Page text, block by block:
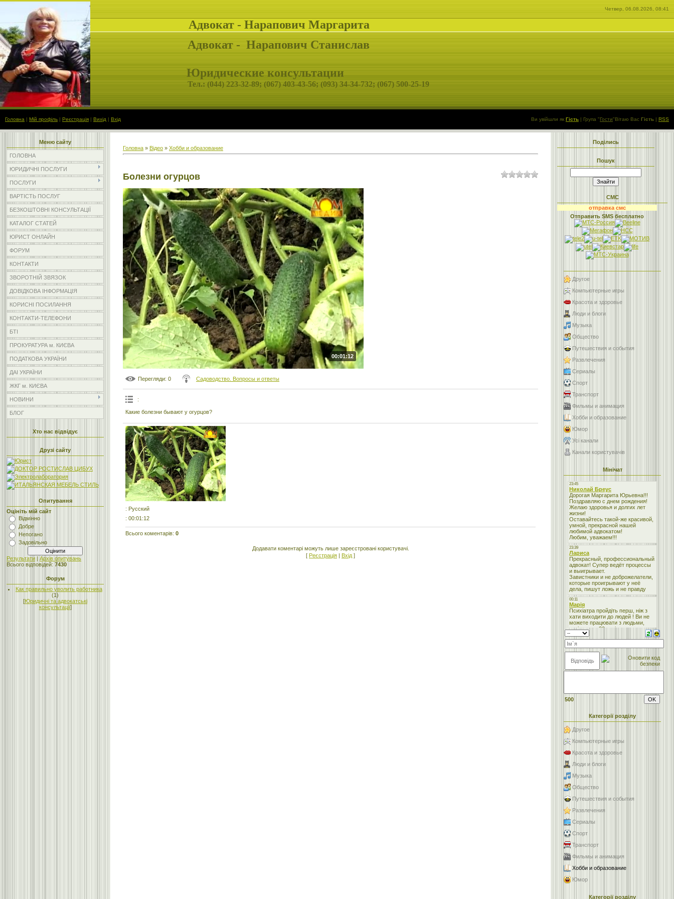
Четвер, 06.08.2026, 08:41
Адвокат - Нарапович Маргарита
Адвокат - Нарапович Станислав
Юридические консультации
Тел.: (044) 223-32-89;(067) 403-43-56; (093) 34-34-732; (067) 500-25-19
Головна | Мій профіль | Реєстрація | Вихід | Вхід Ви увійшли як Гість | Група "Гости"Вітаю Вас Гість | RSS
Меню сайту
ГОЛОВНА
ЮРИДИЧНІ ПОСЛУГИ
ПОСЛУГИ
ВАРТІСТЬ ПОСЛУГ
БЕЗКОШТОВНІ КОНСУЛЬТАЦІЇ
КАТАЛОГ СТАТЕЙ
ЮРИСТ ОНЛАЙН
ФОРУМ
КОНТАКТИ
ЗВОРОТНІЙ ЗВЯЗОК
ДОВІДКОВА ІНФОРМАЦІЯ
КОРИСНІ ПОСИЛАННЯ
КОНТАКТИ-ТЕЛЕФОНИ
БТІ
ПРОКУРАТУРА м. КИЄВА
ПОДАТКОВА УКРАЇНИ
ДАІ УКРАЇНИ
ЖКГ м. КИЄВА
НОВИНИ
БЛОГ
Хто нас відвідує
Друзі сайту
Опитування
Оцініть мій сайт
Відмінно
Добре
Непогано
Задовільно
Результати | Архів опитувань
Всього відповідей: 7430
Форум
Как правильно уволить работника
(1)
[Юридичні та адвокатські
консультації]
Головна » Відео » Хобби и образование
Болезни огурцов
00:01:12
Перегляди: 0 Садоводство. Вопросы и ответы
:
Какие болезни бывают у огурцов?
: Русский
: 00:01:12
Всього коментарів: 0
Додавати коментарі можуть лише зареєстровані користувачі.
[ Реєстрація | Вхід ]
Поділись
Пошук
СМС
отправка смс
Отправить SMS бесплатно
Другое
Компьютерные игры
Красота и здоровье
Люди и блоги
Музыка
Общество
Путешествия и события
Развлечения
Сериалы
Спорт
Транспорт
Фильмы и анимация
Хобби и образование
Юмор
Усі канали
Канали користувачів
Мінічат
500
Категорії розділу
Другое
Компьютерные игры
Красота и здоровье
Люди и блоги
Музыка
Общество
Путешествия и события
Развлечения
Сериалы
Спорт
Транспорт
Фильмы и анимация
Хобби и образование
Юмор
Категорії розділу